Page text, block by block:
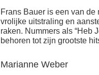
Frans Bauer is een van
vrolijke uitstraling en
raken. Nummers als “Heb
behoren tot zijn grootste
Marianne Weber